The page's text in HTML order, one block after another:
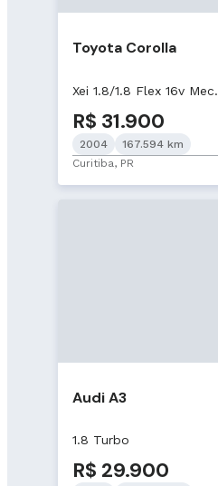
Toyota Corolla
Xei 1.8/1.8 Flex 16v Mec.
R$ 31.900
2004
167.594 km
Curitiba, PR
Audi A3
1.8 Turbo
R$ 29.900